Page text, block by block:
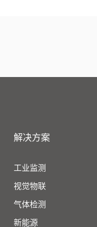
解决方案
工业监测
视觉物联
气体检测
新能源